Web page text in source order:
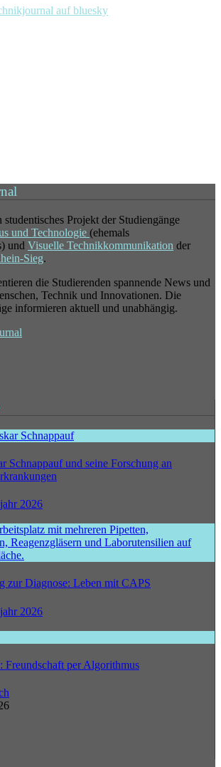
studentisches Projekt der Studiengänge
und Technologie (ehemals
und Visuelle Technikkommunikation der
Sieg.
die Studierenden spannende News und
Technik und Innovationen. Die
informieren aktuell und unabhängig.
Schnappauf und seine Forschung an
2026
zur Diagnose: Leben mit CAPS
2026
Freundschaft per Algorithmus